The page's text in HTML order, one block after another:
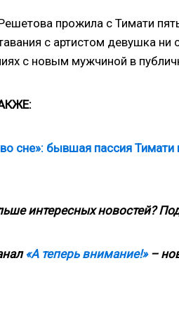
прожила с Тимати
с артистом девушка ни
с новым мужчиной в
сне»: бывшая пассия
интересных новостей?
«А теперь внимание!»–